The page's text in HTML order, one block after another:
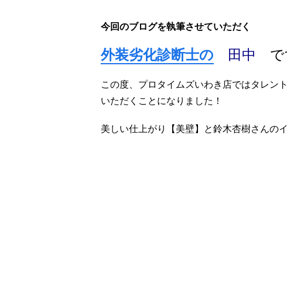
今回のブログを執筆させていただく
外装劣化診断士の 田中 で
この度、プロタイムズいわき店ではタレン
いただくことになりました！
美しい仕上がり【美壁】と鈴木杏樹さんの